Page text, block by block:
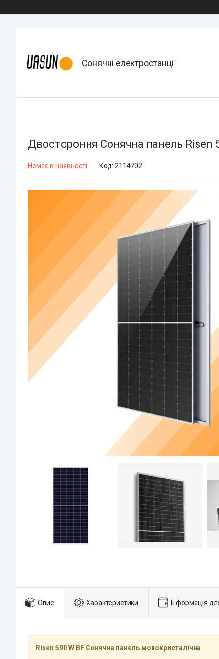
Сонячні електростанції
Двостороння Сонячна панель Risen
Немає в наявності Код: 2114702
Опис Характеристики Інформація
Risen 590 W BF Сонячна панель монокристалічна